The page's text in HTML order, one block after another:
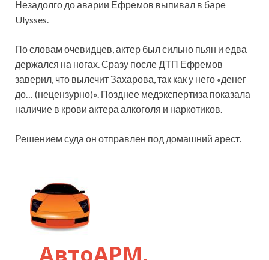
Незадолго до аварии Ефремов выпивал в баре
Ulysses.
По словам очевидцев, актер был сильно пьян и едва
держался на ногах. Сразу после ДТП Ефремов
заверил, что вылечит Захарова, так как у него «денег
до… (нецензурно)». Позднее медэкспертиза показала
наличие в крови актера алкоголя и наркотиков.
Решением суда он отправлен под домашний арест.